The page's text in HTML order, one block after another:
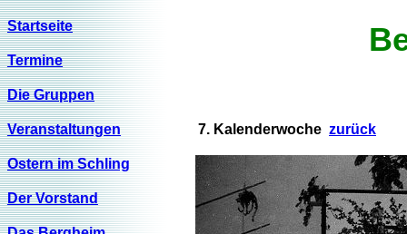
Startseite
Termine
Die Gruppen
Veranstaltungen
Ostern im Schling
Der Vorstand
7. Kalenderwoche zurück